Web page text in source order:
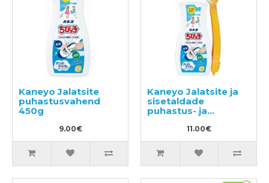
Kaneyo Jalatsite
puhastusvahend
450g
9.00€
Kaneyo Jalatsite ja
sisetaldade
puhastus- ja
desodoreerimisvahend
harjaga 450g
11.00€